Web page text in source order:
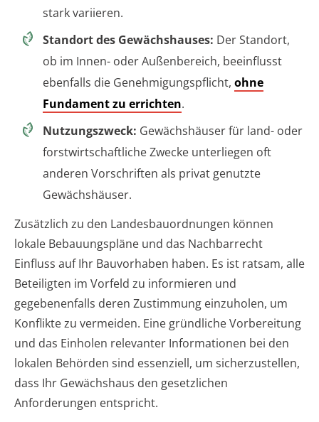
stark variieren.
Standort des Gewächshauses: Der Standort,
ob im Innen- oder Außenbereich, beeinflusst
ebenfalls die Genehmigungspflicht, ohne
Fundament zu errichten.
Nutzungszweck: Gewächshäuser für land- oder
forstwirtschaftliche Zwecke unterliegen oft
anderen Vorschriften als privat genutzte
Gewächshäuser.
Zusätzlich zu den Landesbauordnungen können
lokale Bebauungspläne und das Nachbarrecht
Einfluss auf Ihr Bauvorhaben haben. Es ist ratsam, alle
Beteiligten im Vorfeld zu informieren und
gegebenenfalls deren Zustimmung einzuholen, um
Konflikte zu vermeiden. Eine gründliche Vorbereitung
und das Einholen relevanter Informationen bei den
lokalen Behörden sind essenziell, um sicherzustellen,
dass Ihr Gewächshaus den gesetzlichen
Anforderungen entspricht.